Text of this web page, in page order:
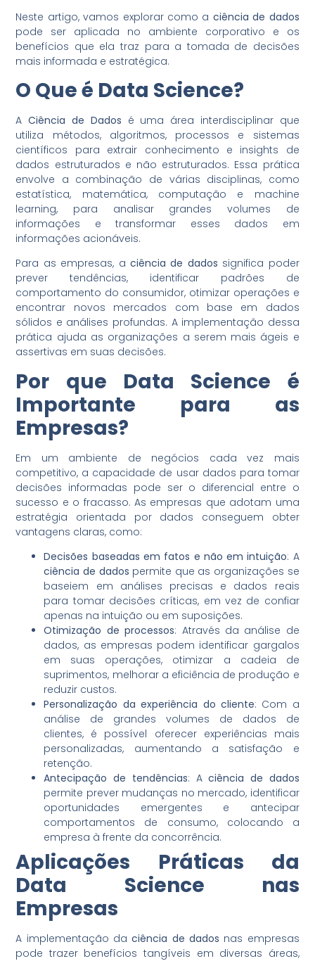
Neste artigo, vamos explorar como a ciência de dados
pode ser aplicada no ambiente corporativo e os
benefícios que ela traz para a tomada de decisões
mais informada e estratégica.
O Que é Data Science?
ACiência de Dados é uma área interdisciplinar que
utiliza métodos, algoritmos, processos e sistemas
científicos para extrair conhecimento e insights de
dados estruturados e não estruturados. Essa prática
envolve a combinação de várias disciplinas, como
estatística, matemática, computação e machine
learning, para analisar grandes volumes de
informações e transformar esses dados em
informações acionáveis.
Para as empresas, a ciência de dados significa poder
prever tendências, identificar padrões de
comportamento do consumidor, otimizar operações e
encontrar novos mercados com base em dados
sólidos e análises profundas. A implementação dessa
prática ajuda as organizações a serem mais ágeis e
assertivas em suas decisões.
Por que Data Science é
Importante para as
Empresas?
Em um ambiente de negócios cada vez mais
competitivo, a capacidade de usar dados para tomar
decisões informadas pode ser o diferencial entre o
sucesso e o fracasso. As empresas que adotam uma
estratégia orientada por dados conseguem obter
vantagens claras, como:
Decisões baseadas em fatos e não em intuição: A
ciência de dados permite que as organizações se
baseiem em análises precisas e dados reais
para tomar decisões críticas, em vez de confiar
apenas na intuição ou em suposições.
Otimização de processos: Através da análise de
dados, as empresas podem identificar gargalos
em suas operações, otimizar a cadeia de
suprimentos, melhorar a eficiência de produção e
reduzir custos.
Personalização da experiência do cliente: Com a
análise de grandes volumes de dados de
clientes, é possível oferecer experiências mais
personalizadas, aumentando a satisfação e
retenção.
Antecipação de tendências: Aciência de dados
permite prever mudanças no mercado, identificar
oportunidades emergentes e antecipar
comportamentos de consumo, colocando a
empresa à frente da concorrência.
Aplicações Práticas da
Data Science nas
Empresas
A implementação daciência de dados nas empresas
pode trazer benefícios tangíveis em diversas áreas,